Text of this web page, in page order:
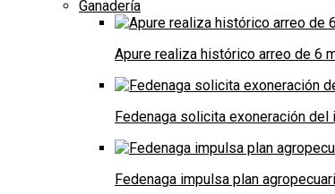
Ganadería
Apure realiza histórico arreo de 6
Fedenaga solicita exoneración
Fedenaga impulsa plan